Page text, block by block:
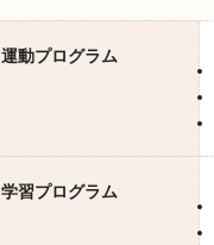
運動プログラム
学習プログラム